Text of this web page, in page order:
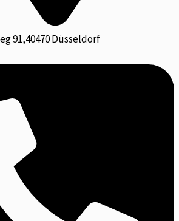
91,40470 Düsseldorf